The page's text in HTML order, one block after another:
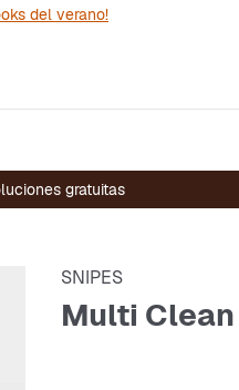
del verano!
gratuitas
SNIPES
Multi Clean